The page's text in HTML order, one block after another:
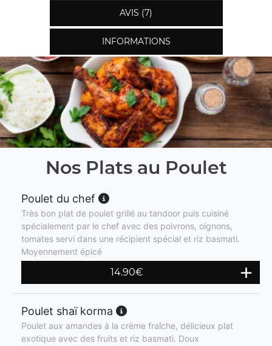
AVIS (7)
INFORMATIONS
Nos Plats au Poulet
Poulet du chef
Très bon plat de poulet grillé au tandoor puis cuisiné
spécialement par le chef avec des poivrons, oignons,
tomates servi dans une récipient spécial et riz basmati.
Moyennement épicé
14.90€
Poulet shaï korma
Poulet aux amandes à la crème fraîche, délicieux plat
exotique avec des fruits et riz basmati. Doux